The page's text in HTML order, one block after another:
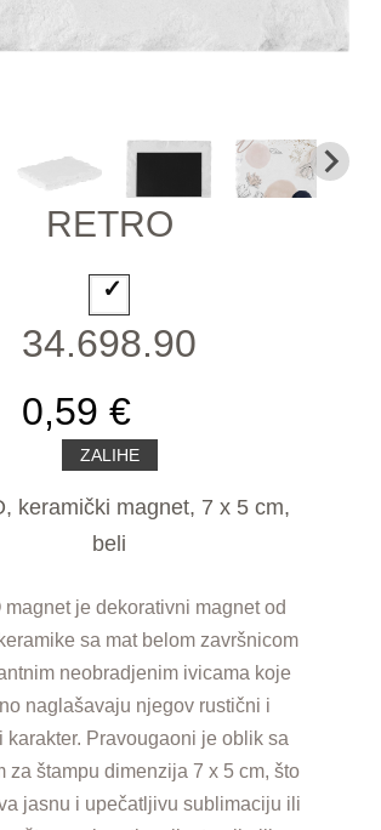
RETRO
34.698.90
0,59 €
ZALIHE
keramički magnet, 7 x 5 cm,
beli
magnet je dekorativni magnet od
sa mat belom završnicom
neobradjenim ivicama koje
naglašavaju njegov rustični i
karakter. Pravougaoni je oblik sa
za štampu dimenzija 7 x 5 cm, što
jasnu i upečatljivu sublimaciju ili